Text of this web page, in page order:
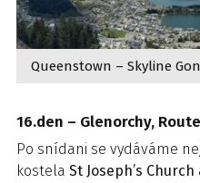
Queenstown – Skyline
16.den – Glenorchy,
Po snídani se vydáváme
kostela St Joseph’s Church